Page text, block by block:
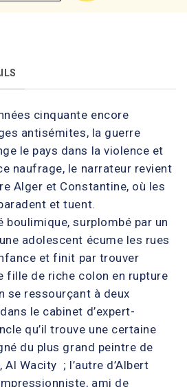
cinquante encore
antisémites, la guerre
le pays dans la violence et
naufrage, le narrateur revient
Alger et Constantine, où les
et tuent.
boulimique, surplombé par un
adolescent écume les rues
et finit par trouver
fille de riche colon en rupture
se ressourçant à deux
le cabinet d’expert-
qu’il trouve une certaine
du plus grand peintre de
Al Wacity ; l’autre d’Albert
ami de